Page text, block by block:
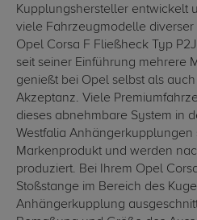
Kupplungshersteller entwickelt
viele Fahrzeugmodelle
Opel Corsa F Fließheck Typ
seit seiner Einführung mehrere
genießt bei Opel selbst als
Akzeptanz. Viele
dieses abnehmbare System in
Westfalia Anhängerkupplungen
Markenprodukt und werden
produziert. Bei Ihrem Opel
Stoßstange im Bereich des
Anhängerkupplung